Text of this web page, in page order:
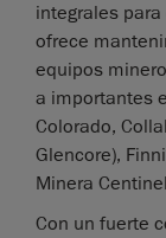
integrales
ofrece
equipos
a importantes
Colorado,
Glencore),
Minera
Con un fuerte